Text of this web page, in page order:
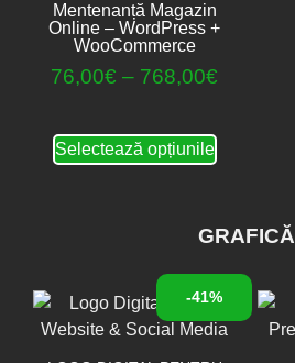
Mentenanță Magazin
Online – WordPress +
WooCommerce
76,00€ – 768,00€
Selectează opțiunile
GRAFICĂ
-41%